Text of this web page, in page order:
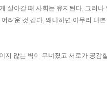
살아갈 때 사회는 유지된다. 그러나
려운 것 같다.왜냐하면 아무리 나쁜
지 않는 벽이 무너졌고 서로가 공감